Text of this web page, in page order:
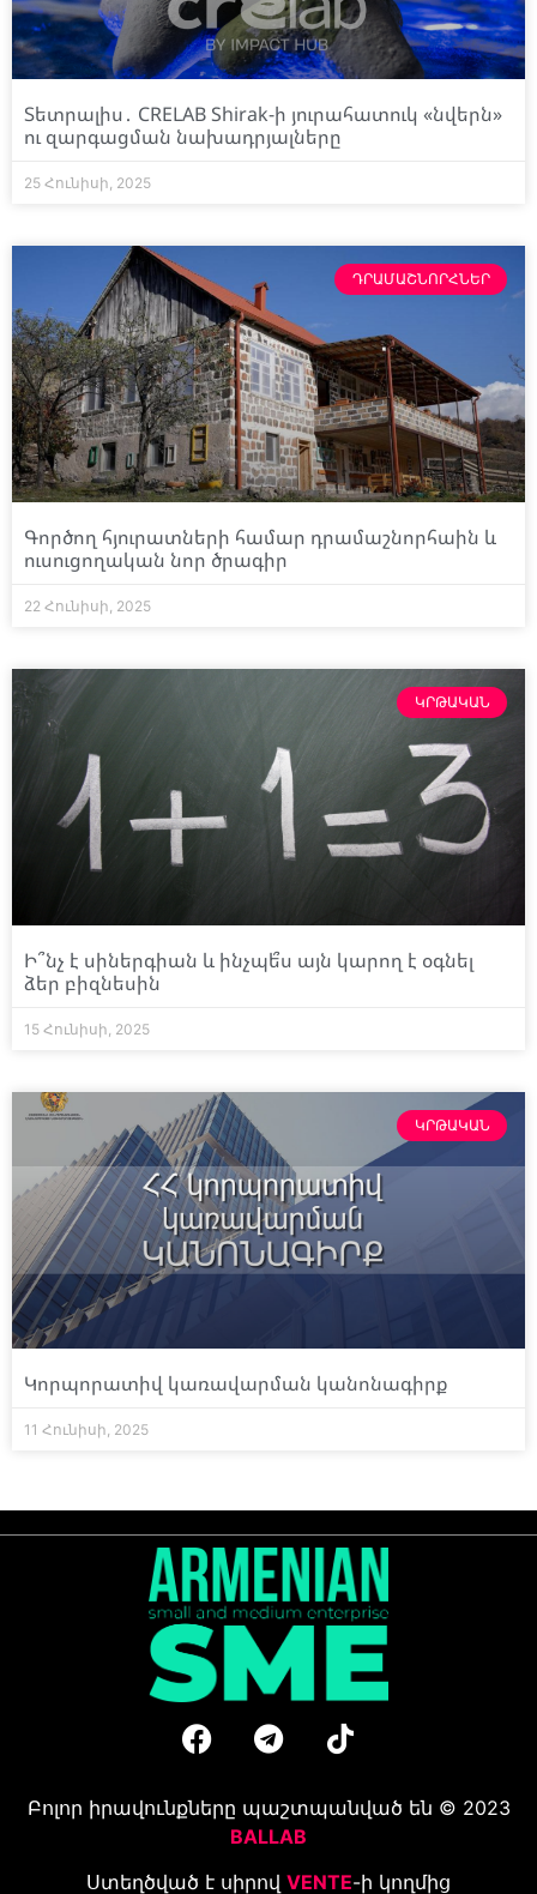
Տետրալիս․ CRELAB Shirak-ի յուրահատուկ «նվերն»
ու զարգացման նախադրյալները
25 Հունիսի, 2025
ԴՐԱՄԱՇՆՈՐՀՆԵՐ
Գործող հյուրատների համար դրամաշնորհաին և
ուսուցողական նոր ծրագիր
22 Հունիսի, 2025
ԿՐԹԱԿԱՆ
Ի՞նչ է սիներգիան և ինչպե՞ս այն կարող է օգնել
ձեր բիզնեսին
15 Հունիսի, 2025
ԿՐԹԱԿԱՆ
Կորպորատիվ կառավարման կանոնագիրք
11 Հունիսի, 2025
Բոլոր իրավունքները պաշտպանված են © 2023
BALLAB
Ստեղծված է սիրով VENTE-ի կողմից